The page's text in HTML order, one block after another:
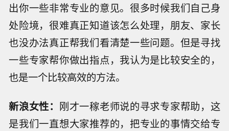
出你一些非常专业的意见。很多时候我们自己身
处险境，很难真正知道该怎么处理，朋友、家长
也没办法真正帮我们看清楚一些问题。但是寻找
一些专家帮你做出指点，我认为是比较安全的，
也是一个比较高效的方法。
新浪女性： 刚才一稼老师说的寻求专家帮助，这
是我们一直想大家推荐的，把专业的事情交给专